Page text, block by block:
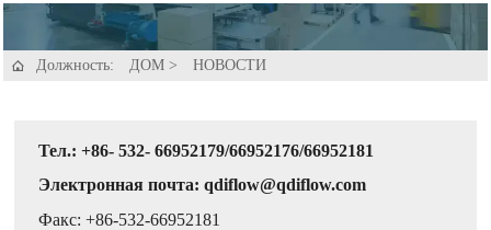
 Должность: ДОМ > НОВОСТИ
Тел.: +86- 532- 66952179/66952176/66952181
Электронная почта: qdiflow@qdiflow.com
Факс: +86-532-66952181